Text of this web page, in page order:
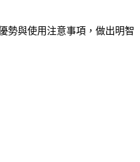
勢與使用注意事項，做出明智